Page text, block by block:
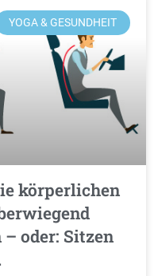
YOGA & GESUNDHEIT
körperlichen
oder: Sitzen